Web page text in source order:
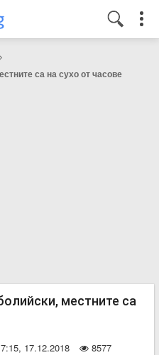
са на сухо от часове
местните са
17.12.2018 8577